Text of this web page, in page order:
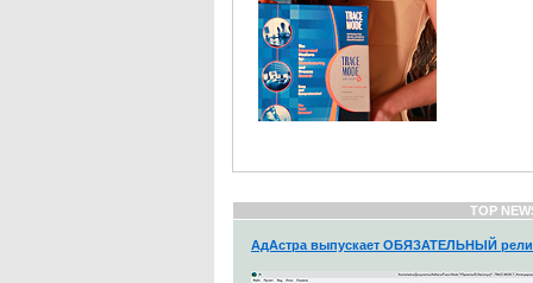
TOP
АдАстра выпускает ОБЯЗАТЕЛЬНЫЙ релиз